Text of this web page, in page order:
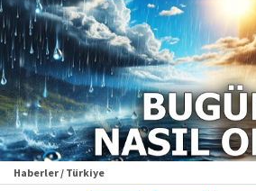
Haberler / Türkiye